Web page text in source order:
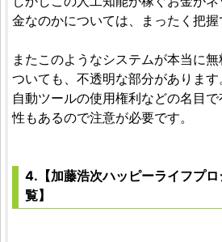
金なのかについては、まったく把握
またこのようなシステムが本当に
ついても、不透明な部分がありま
自動ツールの使用権利などの名目
性もあるので注意が必要です。
4.【加藤浩次ハッピーライフプ
覧】